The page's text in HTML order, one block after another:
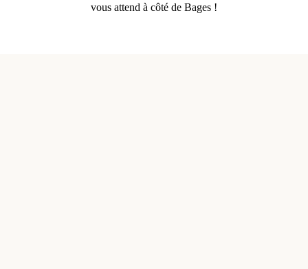
vous attend à côté de Bages !